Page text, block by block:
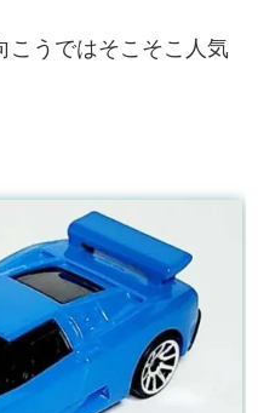
うではそこそこ人気